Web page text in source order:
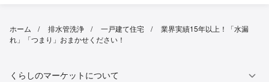
ホーム 排水管洗浄 一戸建て住宅
業界実績15年以上！「水漏
れ」「つまり」おまかせください！
くらしのマーケットについて